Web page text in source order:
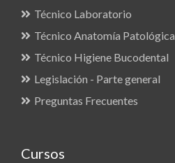
Técnico Laboratorio
Técnico Anatomía Patológica
Técnico Higiene Bucodental
Legislación - Parte general
Preguntas Frecuentes
Cursos